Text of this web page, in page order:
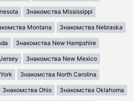
Знакомства Mississippi
Montana Знакомства Nebraska
Знакомства New Hampshire
Знакомства New Mexico
Знакомства North Carolina
Знакомства Ohio Знакомства Oklahoma